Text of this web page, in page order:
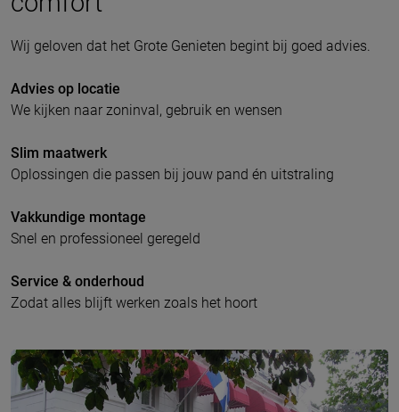
Wij geloven dat het Grote Genieten begint bij goed advies.
Advies op locatie
We kijken naar zoninval, gebruik en wensen
Slim maatwerk
Oplossingen die passen bij jouw pand én uitstraling
Vakkundige montage
Snel en professioneel geregeld
Service & onderhoud
Zodat alles blijft werken zoals het hoort